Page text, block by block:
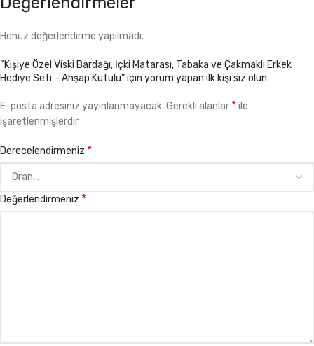
Henüz değerlendirme yapılmadı.
“Kişiye Özel Viski Bardağı, İçki Matarası, Tabaka ve Çakmaklı Erkek
Hediye Seti – Ahşap Kutulu” için yorum yapan ilk kişi siz olun
E-posta adresiniz yayınlanmayacak. Gerekli alanlar *ile
işaretlenmişlerdir
Derecelendirmeniz *
Değerlendirmeniz *